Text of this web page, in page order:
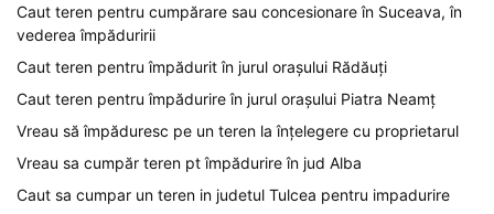
Caut teren pentru cumpărare sau concesionare în Suceava, în
vederea împăduririi
Caut teren pentru împădurit în jurul orașului Rădăuți
Caut teren pentru împădurire în jurul orașului Piatra Neamț
Vreau să împăduresc pe un teren la înțelegere cu proprietarul
Vreau sa cumpăr teren pt împădurire în jud Alba
Caut sa cumpar un teren in judetul Tulcea pentru impadurire